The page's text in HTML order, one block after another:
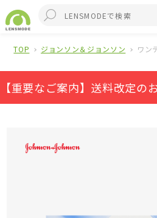
TOP ジョンソン＆ジョンソン ワン
【重要なご案内】送料改定の